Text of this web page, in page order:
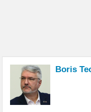
Boris